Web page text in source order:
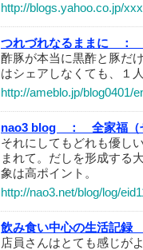
http://blogs.yahoo.co.jp/
つれづれなるままに ：
酢豚が本当に黒酢と豚だ
はシェアしなくても、１
http://ameblo.jp/blog0401/
nao3 blog ：
全家福（
それにしてもどれも優し
まれて。だしを形成する
象は高ポイント。
http://nao3.net/blog/log/
飲み食い中心の生活記録
店員さんはとても感じが